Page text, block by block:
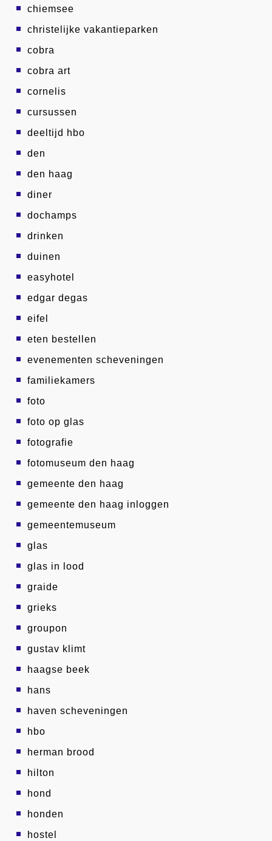
chiemsee
christelijke vakantieparken
cobra
cobra art
cornelis
cursussen
deeltijd hbo
den
den haag
diner
dochamps
drinken
duinen
easyhotel
edgar degas
eifel
eten bestellen
evenementen scheveningen
familiekamers
foto
foto op glas
fotografie
fotomuseum den haag
gemeente den haag
gemeente den haag inloggen
gemeentemuseum
glas
glas in lood
graide
grieks
groupon
gustav klimt
haagse beek
hans
haven scheveningen
hbo
herman brood
hilton
hond
honden
hostel